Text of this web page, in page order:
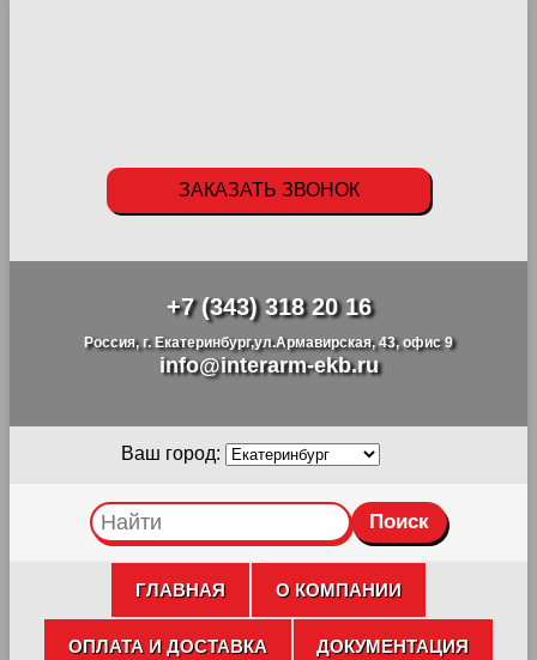
+7 (343) 318 20 16
Россия, г. Екатеринбург,ул.Армавирская, 43, офис 9
info@interarm-ekb.ru
ЗАКАЗАТЬ ЗВОНОК
Ваш город:
ГЛАВНАЯ О КОМПАНИИ
ОПЛАТА И ДОСТАВКА ДОКУМЕНТАЦИЯ